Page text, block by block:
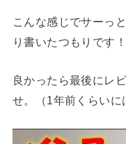
こんな感じでサーっ
り書いたつもりです
良かったら最後にレ
せ。（1年前くらいに